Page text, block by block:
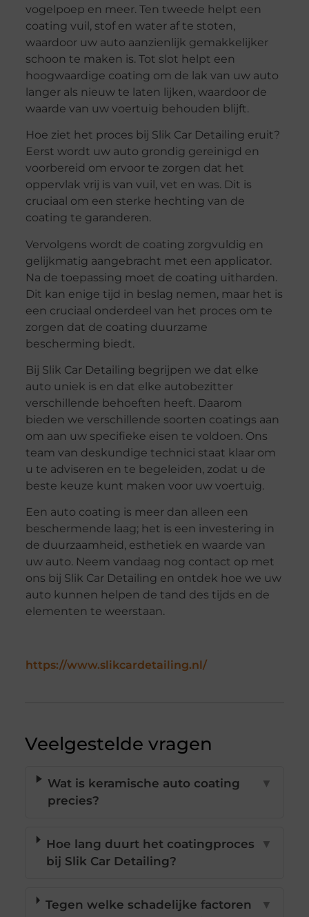
vogelpoep en meer. Ten tweede helpt een
coating vuil, stof en water af te stoten,
waardoor uw auto aanzienlijk gemakkelijker
schoon te maken is. Tot slot helpt een
hoogwaardige coating om de lak van uw auto
langer als nieuw te laten lijken, waardoor de
waarde van uw voertuig behouden blijft.
Hoe ziet het proces bij Slik Car Detailing eruit?
Eerst wordt uw auto grondig gereinigd en
voorbereid om ervoor te zorgen dat het
oppervlak vrij is van vuil, vet en was. Dit is
cruciaal om een sterke hechting van de
coating te garanderen.
Vervolgens wordt de coating zorgvuldig en
gelijkmatig aangebracht met een applicator.
Na de toepassing moet de coating uitharden.
Dit kan enige tijd in beslag nemen, maar het is
een cruciaal onderdeel van het proces om te
zorgen dat de coating duurzame
bescherming biedt.
Bij Slik Car Detailing begrijpen we dat elke
auto uniek is en dat elke autobezitter
verschillende behoeften heeft. Daarom
bieden we verschillende soorten coatings aan
om aan uw specifieke eisen te voldoen. Ons
team van deskundige technici staat klaar om
u te adviseren en te begeleiden, zodat u de
beste keuze kunt maken voor uw voertuig.
Een auto coating is meer dan alleen een
beschermende laag; het is een investering in
de duurzaamheid, esthetiek en waarde van
uw auto. Neem vandaag nog contact op met
ons bij Slik Car Detailing en ontdek hoe we uw
auto kunnen helpen de tand des tijds en de
elementen te weerstaan.
https://www.slikcardetailing.nl/
Veelgestelde vragen
Wat is keramische auto coating
precies?
▼
Hoe lang duurt het coatingproces
bij Slik Car Detailing?
▼
Tegen welke schadelijke factoren
▼